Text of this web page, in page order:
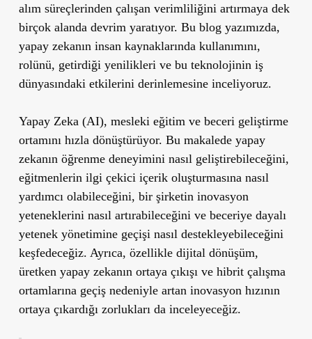
alım süreçlerinden çalışan verimliliğini artırmaya dek
birçok alanda devrim yaratıyor. Bu blog yazımızda,
yapay zekanın insan kaynaklarında kullanımını,
rolünü, getirdiği yenilikleri ve bu teknolojinin iş
dünyasındaki etkilerini derinlemesine inceliyoruz.
Yapay Zeka (AI), mesleki eğitim ve beceri geliştirme
ortamını hızla dönüştürüyor. Bu makalede yapay
zekanın öğrenme deneyimini nasıl geliştirebileceğini,
eğitmenlerin ilgi çekici içerik oluşturmasına nasıl
yardımcı olabileceğini, bir şirketin inovasyon
yeteneklerini nasıl artırabileceğini ve beceriye dayalı
yetenek yönetimine geçişi nasıl destekleyebileceğini
keşfedeceğiz. Ayrıca, özellikle dijital dönüşüm,
üretken yapay zekanın ortaya çıkışı ve hibrit çalışma
ortamlarına geçiş nedeniyle artan inovasyon hızının
ortaya çıkardığı zorlukları da inceleyeceğiz.